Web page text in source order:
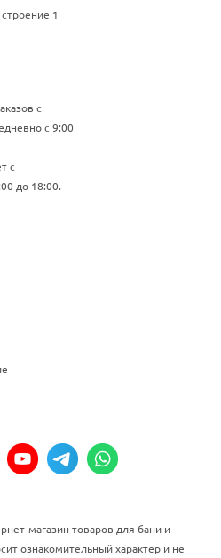
1
с
с 9:00
с
до 18:00.
магазин товаров для бани и
ознакомительный характер и не